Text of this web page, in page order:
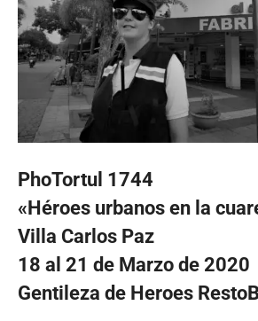
PhoTortul 1744
«Héroes urbanos en la
Villa Carlos Paz
18 al 21 de Marzo de 2020
Gentileza de Heroes